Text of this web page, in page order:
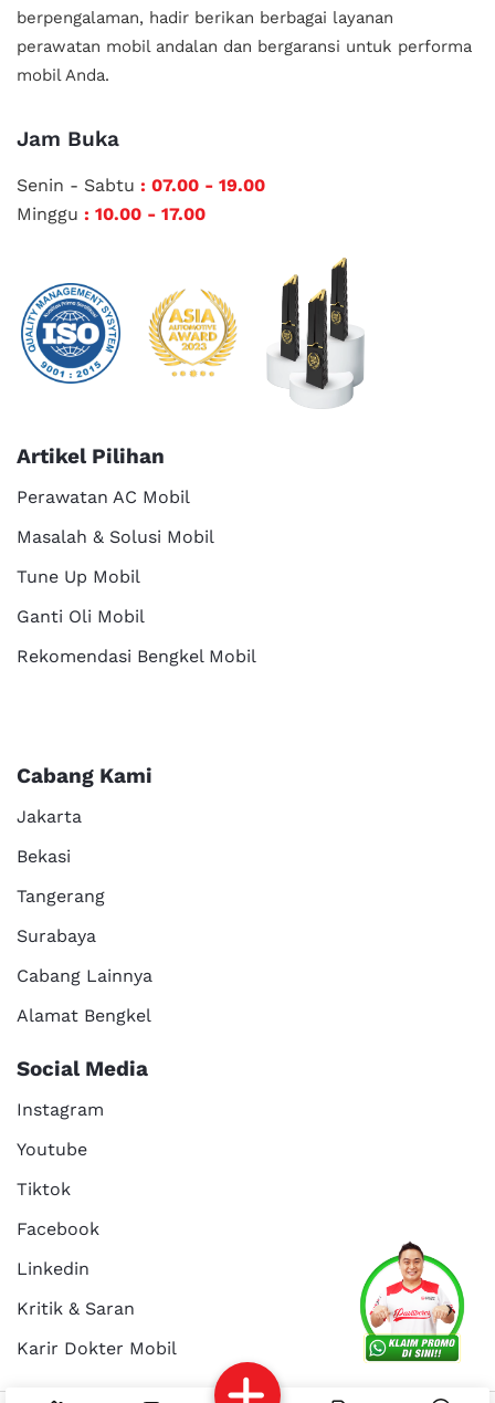
Services About Us
Kritik dan
Reservasi Career
berpengalaman, hadir berikan berbagai layanan
perawatan mobil andalan dan bergaransi untuk performa
mobil Anda.
Jam Buka
Senin - Sabtu : 07.00 - 19.00
Minggu : 10.00 - 17.00
Artikel Pilihan
Perawatan AC Mobil
Masalah & Solusi Mobil
Tune Up Mobil
Ganti Oli Mobil
Rekomendasi Bengkel Mobil
Cabang Kami
Jakarta
Bekasi
Tangerang
Surabaya
Cabang Lainnya
Alamat Bengkel
Social Media
Instagram
Youtube
Tiktok
Facebook
Linkedin
Kritik & Saran
Karir Dokter Mobil